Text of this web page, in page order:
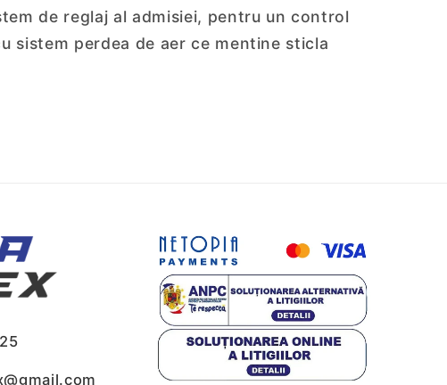
de reglaj al admisiei, pentru un control
sistem perdea de aer ce mentine sticla